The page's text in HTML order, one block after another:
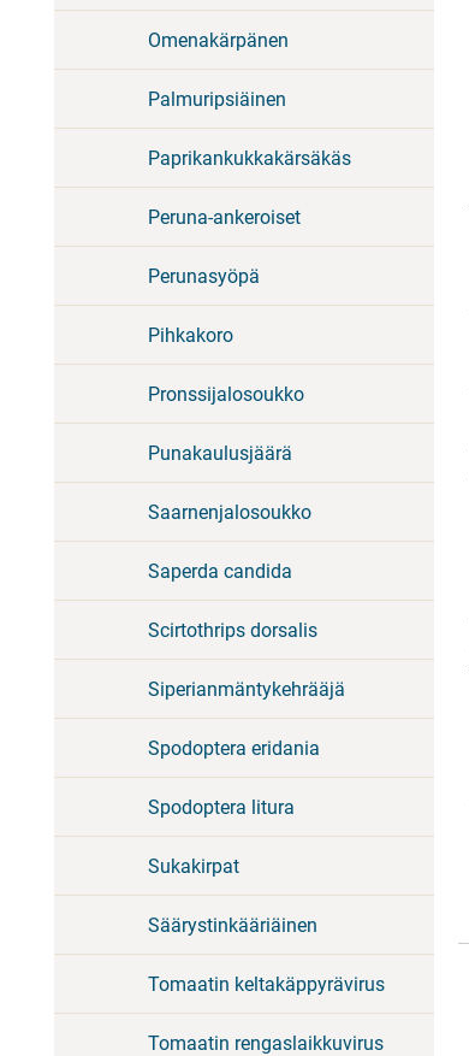
Omenakärpänen
Palmuripsiäinen
Paprikankukkakärsäkäs
Peruna-ankeroiset
Perunasyöpä
Pihkakoro
Pronssijalosoukko
Punakaulusjäärä
Saarnenjalosoukko
Saperda candida
Scirtothrips dorsalis
Siperianmäntykehrääjä
Spodoptera eridania
Spodoptera litura
Sukakirpat
Säärystinkääriäinen
Tomaatin keltakäppyrävirus
Tomaatin rengaslaikkuvirus